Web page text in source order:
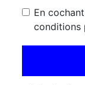
En
conditions